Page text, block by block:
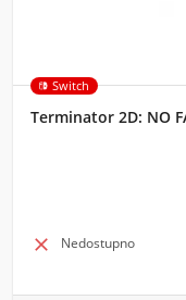
Switch
Terminator 2D: NO
 Nedostupno